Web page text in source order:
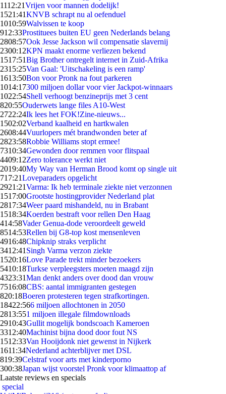
1112:21Vrijen voor mannen dodelijk!
1521:41KNVB schrapt nu al oefenduel
1010:59Walvissen te koop
912:33Prostituees buiten EU geen Nederlands belang
2808:57Ook Jesse Jackson wil compensatie slavernij
2300:12KPN maakt enorme verliezen bekend
1517:51Big Brother ontregelt internet in Zuid-Afrika
2315:25Van Gaal: 'Uitschakeling is een ramp'
1613:50Bon voor Pronk na fout parkeren
1014:17300 miljoen dollar voor vier Jackpot-winnaars
1022:54Shell verhoogt benzineprijs met 3 cent
820:55Ouderwets lange files A10-West
2722:24Ik lees het FOK!Zine-nieuws...
1502:02Verband kaalheid en hartkwalen
2608:44Vuurlopers mét brandwonden beter af
2823:58Robbie Williams stopt ermee!
7310:34Gewonden door remmen voor flitspaal
4409:12Zero tolerance werkt niet
2019:40My Way van Herman Brood komt op single uit
717:21Loveparaders opgelicht
2921:21Varma: Ik heb terminale ziekte niet verzonnen
1517:00Grootste hostingprovider Nederland plat
2817:34Weer paard mishandeld, nu in Brabant
1518:34Koerden bestraft voor rellen Den Haag
414:58Vader Genua-dode veroordeelt geweld
8514:53Rellen bij G8-top kost mensenleven
4916:48Chipknip straks verplicht
3412:41 Singh Varma verzon ziekte
1520:16Love Parade trekt minder bezoekers
5410:18Turkse verpleegsters moeten maagd zijn
4323:31Man denkt anders over dood dan vrouw
7516:08CBS: aantal immigranten gestegen
820:18Boeren protesteren tegen strafkortingen.
18422:566 miljoen allochtonen in 2050
2813:551 miljoen illegale filmdownloads
2910:43Gullit mogelijk bondscoach Kameroen
3312:40Machinist bijna dood door fout NS
1512:33Van Hooijdonk niet gewenst in Nijkerk
1611:34Nederland achterblijver met DSL
819:39Celstraf voor arts met kinderporno
300:38Japan wijst voorstel Pronk voor klimaattop af
Laatste reviews en specials
special